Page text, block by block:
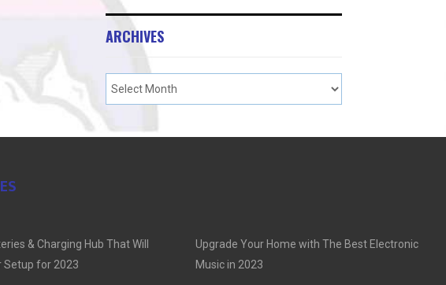
ARCHIVES
& Charging Hub That Will
Setup for 2023
Upgrade Your Home with The Best Electronic
Music in 2023